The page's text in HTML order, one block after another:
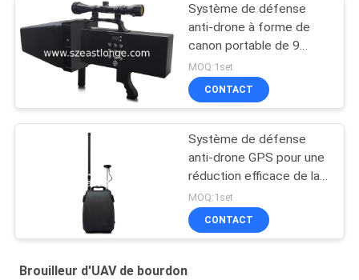
Système de défense
anti-drone à forme de
canon portable de 9
canaux conçu pour une
sécurité accrue dans les
zones sensibles avec
de 2000 m
MOQ:1set
CONTACT
Système de défense
anti-drone GPS pour une
réduction efficace de la
menace des drones
MOQ:1set
CONTACT
Brouilleur d'UAV de bourdon